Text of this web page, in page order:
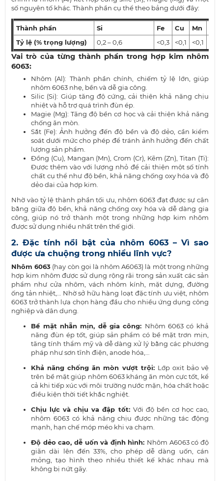
số nguyên tố khác. Thành phần cụ thể theo bảng dưới đây:
Thành phần Si Fe Cu Mn
Tỷ lệ (% trọng lượng)
0,2 – 0,6 <0,3 <0,1 <0,1
Vai trò của từng thành phần trong hợp kim nhôm
6063:
Nhôm (Al): Thành phần chính, chiếm tỷ lệ lớn, giúp
nhôm 6063 nhẹ, bền và dễ gia công.
Silic (Si): Giúp tăng độ cứng, cải thiện khả năng chịu
nhiệt và hỗ trợ quá trình đùn ép.
Magie (Mg): Tăng độ bền cơ học và cải thiện khả năng
chống ăn mòn.
Sắt (Fe): Ảnh hưởng đến độ bền và độ dẻo, cần kiểm
soát dưới mức cho phép để tránh ảnh hưởng đến chất
lượng sản phẩm.
Đồng (Cu), Mangan (Mn), Crom (Cr), Kẽm (Zn), Titan (Ti):
Được thêm vào với lượng nhỏ để cải thiện một số tính
chất cụ thể như độ bền, khả năng chống oxy hóa và độ
dẻo dai của hợp kim.
Nhờ vào tỷ lệ thành phần tối ưu, nhôm 6063 đạt được sự cân
bằng giữa độ bền, khả năng chống oxy hóa và dễ dàng gia
công, giúp nó trở thành một trong những hợp kim nhôm
được sử dụng nhiều nhất trên thế giới.
2. Đặc tính nổi bật của nhôm 6063 – Vì sao
được ưa chuộng trong nhiều lĩnh vực?
Nhôm 6063 (hay còn gọi là nhôm A6063) là một trong những
hợp kim nhôm được sử dụng rộng rãi trong sản xuất các sản
phẩm như cửa nhôm, vách nhôm kính, mặt dựng, đường
ống tản nhiệt,… Nhờ sở hữu hàng loạt đặc tính ưu việt, nhôm
6063 trở thành lựa chọn hàng đầu cho nhiều ứng dụng công
nghiệp và dân dụng.
Bề mặt nhẵn mịn, dễ gia công: Nhôm 6063 có khả
năng đùn ép tốt, giúp sản phẩm có bề mặt trơn mịn,
tăng tính thẩm mỹ và dễ dàng xử lý bằng các phương
pháp như sơn tĩnh điện, anode hóa,…
Khả năng chống ăn mòn vượt trội: Lớp oxit bảo vệ
trên bề mặt giúp nhôm 6063 kháng ăn mòn cực tốt, kể
cả khi tiếp xúc với môi trường nước mặn, hóa chất hoặc
điều kiện thời tiết khắc nghiệt.
Chịu lực và chịu va đập tốt: Với độ bền cơ học cao,
nhôm 6063 có khả năng chịu được những tác động
mạnh, hạn chế móp méo khi va chạm.
Độ dẻo cao, dễ uốn và định hình: Nhôm A6063 có độ
giãn dài lên đến 33%, cho phép dễ dàng uốn, cán
mỏng, tạo hình theo nhiều thiết kế khác nhau mà
không bị nứt gãy.